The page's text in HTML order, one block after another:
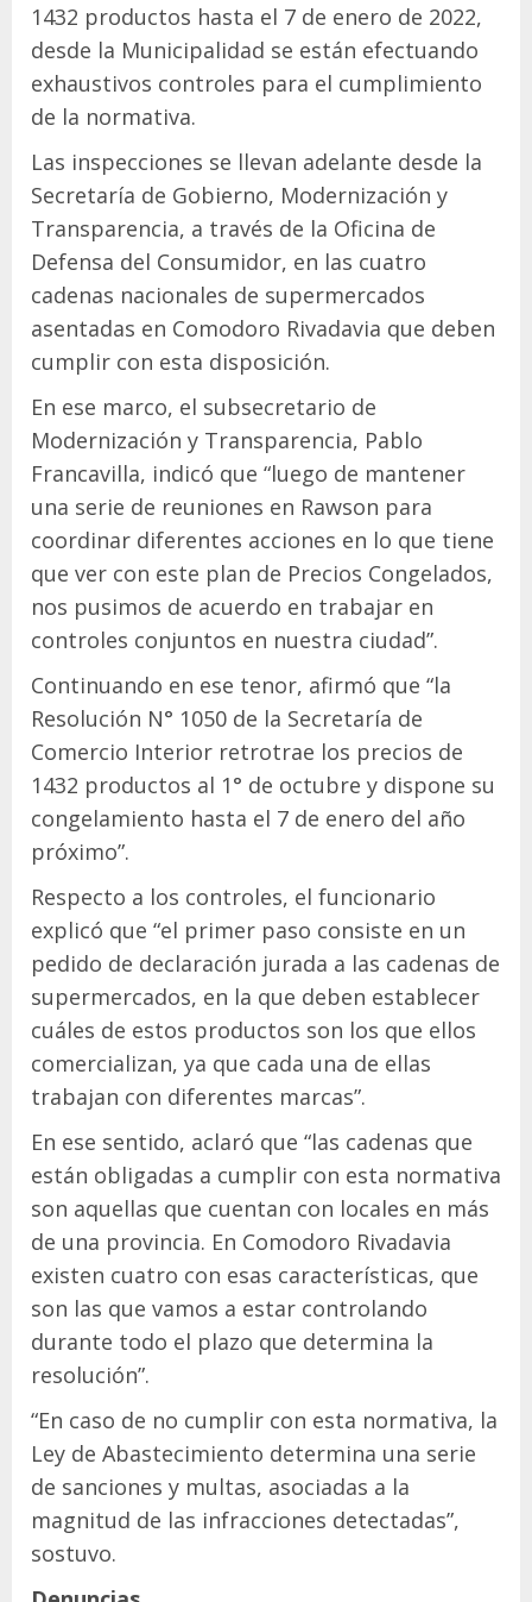
1432 productos hasta el 7 de enero de 2022,
desde la Municipalidad se están efectuando
exhaustivos controles para el cumplimiento
de la normativa.
Las inspecciones se llevan adelante desde la
Secretaría de Gobierno, Modernización y
Transparencia, a través de la Oficina de
Defensa del Consumidor, en las cuatro
cadenas nacionales de supermercados
asentadas en Comodoro Rivadavia que deben
cumplir con esta disposición.
En ese marco, el subsecretario de
Modernización y Transparencia, Pablo
Francavilla, indicó que “luego de mantener
una serie de reuniones en Rawson para
coordinar diferentes acciones en lo que tiene
que ver con este plan de Precios Congelados,
nos pusimos de acuerdo en trabajar en
controles conjuntos en nuestra ciudad”.
Continuando en ese tenor, afirmó que “la
Resolución N° 1050 de la Secretaría de
Comercio Interior retrotrae los precios de
1432 productos al 1° de octubre y dispone su
congelamiento hasta el 7 de enero del año
próximo”.
Respecto a los controles, el funcionario
explicó que “el primer paso consiste en un
pedido de declaración jurada a las cadenas de
supermercados, en la que deben establecer
cuáles de estos productos son los que ellos
comercializan, ya que cada una de ellas
trabajan con diferentes marcas”.
En ese sentido, aclaró que “las cadenas que
están obligadas a cumplir con esta normativa
son aquellas que cuentan con locales en más
de una provincia. En Comodoro Rivadavia
existen cuatro con esas características, que
son las que vamos a estar controlando
durante todo el plazo que determina la
resolución”.
“En caso de no cumplir con esta normativa, la
Ley de Abastecimiento determina una serie
de sanciones y multas, asociadas a la
magnitud de las infracciones detectadas”,
sostuvo.